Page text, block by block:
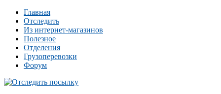
Главная
Отследить
Из интернет-магазинов
Полезное
Отделения
Грузоперевозки
Форум